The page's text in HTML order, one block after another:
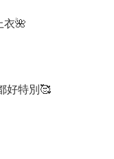
衣🌺
好特別🥰